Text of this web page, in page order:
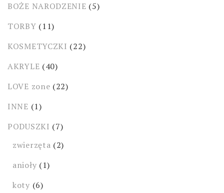
BOŻE NARODZENIE (5)
TORBY (11)
KOSMETYCZKI (22)
AKRYLE (40)
LOVE zone (22)
INNE (1)
PODUSZKI (7)
zwierzęta (2)
anioły (1)
koty (6)